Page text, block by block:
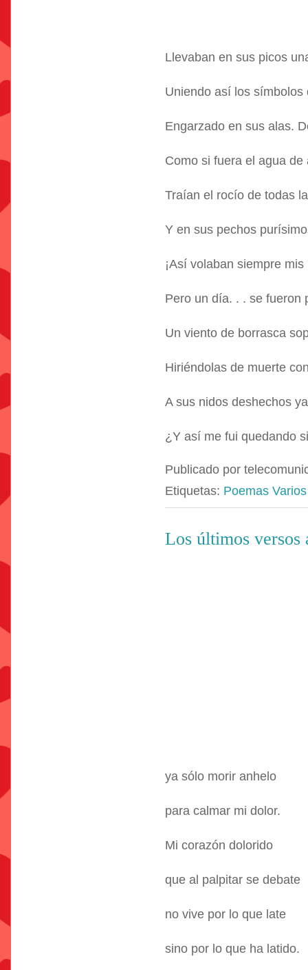
Llevaban en sus picos
Uniendo así los símbolos
Engarzado en sus alas.
Como si fuera el agua
Traían el rocío de todas
Y en sus pechos
¡Así volaban siempre
Pero un día. . . se fueron
Un viento de borrasca
Hiriéndolas de muerte
A sus nidos deshechos
¿Y así me fui quedando
Publicado por
Etiquetas: Poemas Varios
Los últimos versos
ya sólo morir anhelo
para calmar mi dolor.
Mi corazón dolorido
que al palpitar se debate
no vive por lo que late
sino por lo que ha latido.